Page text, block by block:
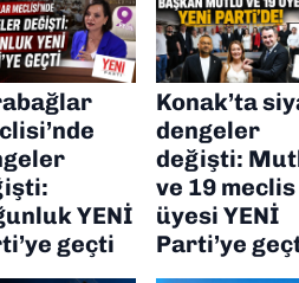
YENİ
geçti
Konak’ta
dengeler
değişti:
ve 19 meclis
üyesi YENİ
Parti’ye